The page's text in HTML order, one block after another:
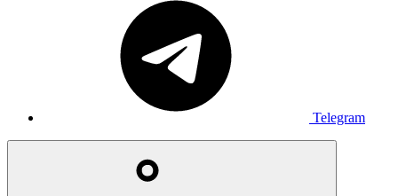
Telegram